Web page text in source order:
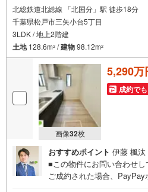
北総鉄道北総線 「北国分」駅 徒歩18分
千葉県松戸市三矢小台5丁目
3LDK / 地上2階建
土地128.6m2 /建物98.12m2
画像32枚
5,290万
成約で
おすすめポイント 伊藤 楓汰
■この物件にお問い合わせ
ご成約された場合、